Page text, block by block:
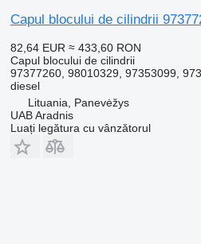
Capul blocului de cilindrii
82,64 EUR ≈ 433,60 RON
Capul blocului de cilindrii
97377260, 98010329, 97353099,
diesel
Lituania, Panevėžys
UAB Aradnis
Luați legătura cu vânzătorul